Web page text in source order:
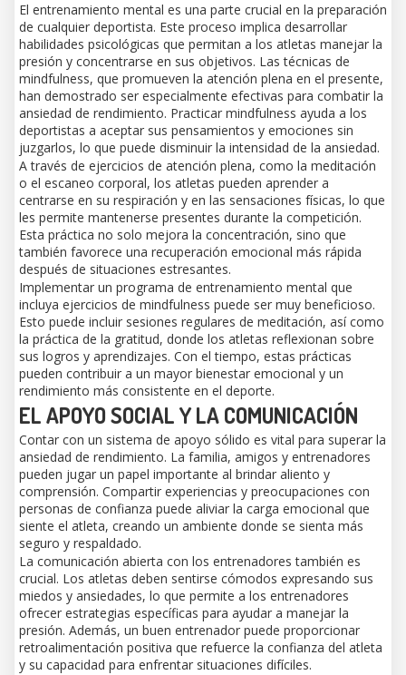
El entrenamiento mental es una parte crucial en la preparación
de cualquier deportista. Este proceso implica desarrollar
habilidades psicológicas que permitan a los atletas manejar la
presión y concentrarse en sus objetivos. Las técnicas de
mindfulness, que promueven la atención plena en el presente,
han demostrado ser especialmente efectivas para combatir la
ansiedad de rendimiento. Practicar mindfulness ayuda a los
deportistas a aceptar sus pensamientos y emociones sin
juzgarlos, lo que puede disminuir la intensidad de la ansiedad.
A través de ejercicios de atención plena, como la meditación
o el escaneo corporal, los atletas pueden aprender a
centrarse en su respiración y en las sensaciones físicas, lo que
les permite mantenerse presentes durante la competición.
Esta práctica no solo mejora la concentración, sino que
también favorece una recuperación emocional más rápida
después de situaciones estresantes.
Implementar un programa de entrenamiento mental que
incluya ejercicios de mindfulness puede ser muy beneficioso.
Esto puede incluir sesiones regulares de meditación, así como
la práctica de la gratitud, donde los atletas reflexionan sobre
sus logros y aprendizajes. Con el tiempo, estas prácticas
pueden contribuir a un mayor bienestar emocional y un
rendimiento más consistente en el deporte.
EL APOYO SOCIAL Y LA COMUNICACIÓN
Contar con un sistema de apoyo sólido es vital para superar la
ansiedad de rendimiento. La familia, amigos y entrenadores
pueden jugar un papel importante al brindar aliento y
comprensión. Compartir experiencias y preocupaciones con
personas de confianza puede aliviar la carga emocional que
siente el atleta, creando un ambiente donde se sienta más
seguro y respaldado.
La comunicación abierta con los entrenadores también es
crucial. Los atletas deben sentirse cómodos expresando sus
miedos y ansiedades, lo que permite a los entrenadores
ofrecer estrategias específicas para ayudar a manejar la
presión. Además, un buen entrenador puede proporcionar
retroalimentación positiva que refuerce la confianza del atleta
y su capacidad para enfrentar situaciones difíciles.